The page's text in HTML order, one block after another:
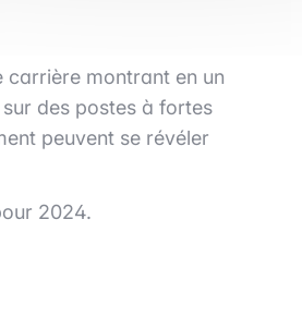
carrière montrant en un
des postes à fortes
peuvent se révéler
2024.